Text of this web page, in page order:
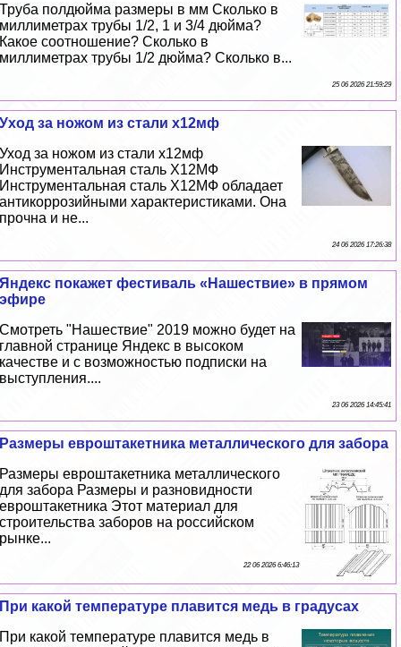
Труба полдюйма размеры в мм Сколько в
миллиметрах трубы 1/2, 1 и 3/4 дюйма?
Какое соотношение? Сколько в
миллиметрах трубы 1/2 дюйма? Сколько в...
25 06 2026 21:59:29
Уход за ножом из стали х12мф
Уход за ножом из стали х12мф
Инструментальная сталь Х12МФ
Инструментальная сталь Х12МФ обладает
антикоррозийными хаpaктеристиками. Она
прочна и не...
24 06 2026 17:26:38
Яндекс покажет фестиваль «Нашествие» в прямом
эфире
Смотреть "Нашествие" 2019 можно будет на
главной странице Яндекс в высоком
качестве и с возможностью подписки на
выступления....
23 06 2026 14:45:41
Размеры евроштакетника металлического для забора
Размеры евроштакетника металлического
для забора Размеры и разновидности
евроштакетника Этот материал для
строительства заборов на российском
рынке...
22 06 2026 6:46:13
При какой температуре плавится медь в градусах
При какой температуре плавится медь в